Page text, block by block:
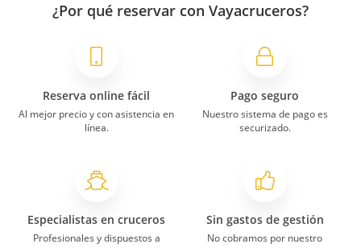
¿Por qué reservar con Vayacruceros?
Reserva online fácil
Al mejor precio y con asistencia en
línea.
Pago seguro
Nuestro sistema de pago es
securizado.
Especialistas en cruceros
Profesionales y dispuestos a
Sin gastos de gestión
No cobramos por nuestro